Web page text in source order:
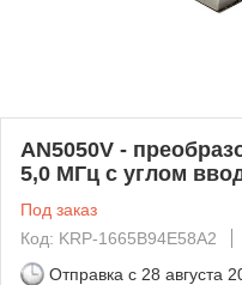
AN5050V -
5,0 МГц с углом
Под заказ
Код: KRP-1665B94E58A2
Отправка с 28 августа